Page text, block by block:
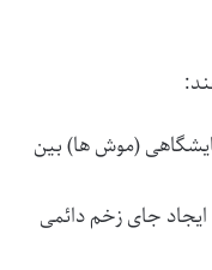
(موش ها) بین
جای زخم دائمی